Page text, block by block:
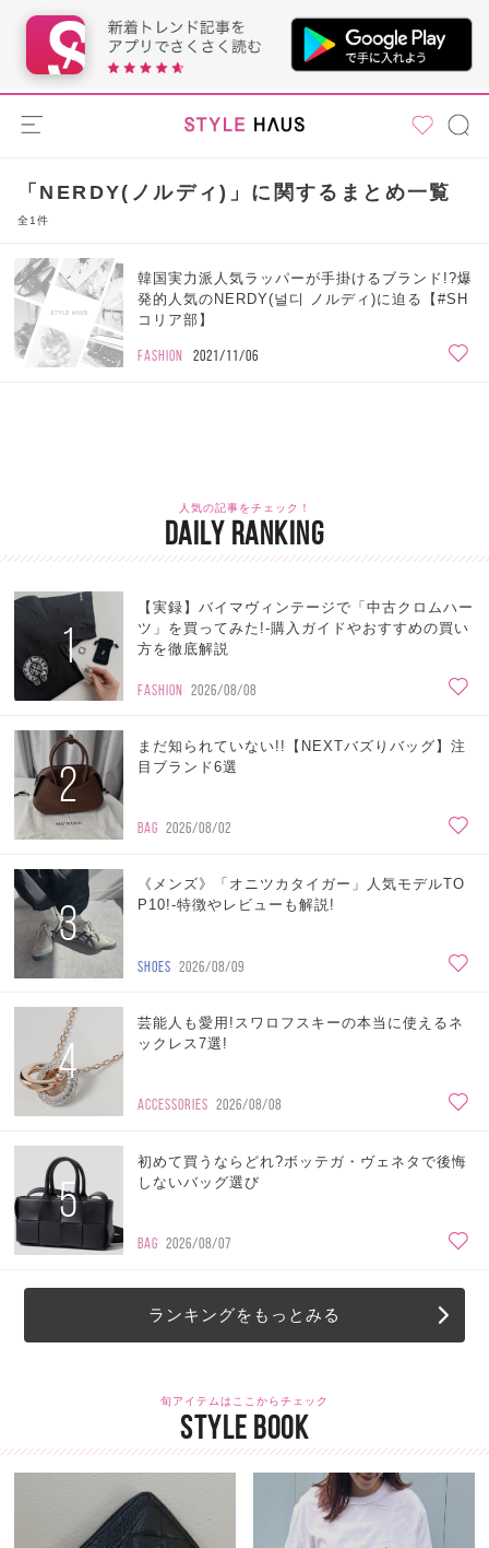
「NERDY(ノルディ)」に関するまとめ一覧
全1件
韓国実力派人気ラッパーが手掛けるブランド!?爆
発的人気のNERDY(널디 ノルディ)に迫る【#SH
コリア部】
FASHION 2021/11/06
人気の記事をチェック！
DAILY RANKING
1
【実録】バイマヴィンテージで「中古クロムハー
ツ」を買ってみた!-購入ガイドやおすすめの買い
方を徹底解説
FASHION 2026/08/08
2
まだ知られていない!!【NEXTバズりバッグ】注
目ブランド6選
BAG 2026/08/02
3
《メンズ》「オニツカタイガー」人気モデルTO
P10!-特徴やレビューも解説!
SHOES 2026/08/09
4
芸能人も愛用!スワロフスキーの本当に使えるネ
ックレス7選!
ACCESSORIES 2026/08/08
5
初めて買うならどれ?ボッテガ・ヴェネタで後悔
しないバッグ選び
BAG 2026/08/07
ランキングをもっとみる
旬アイテムはここからチェック
STYLE BOOK